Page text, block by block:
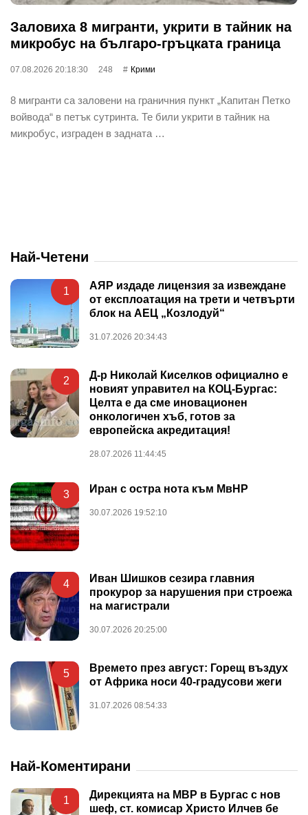
Заловиха 8 мигранти, укрити в тайник на
микробус на българо-гръцката граница
07.08.2026 20:18:30 248 Крими
8 мигранти са заловени на граничния пункт „Капитан Петко
войвода“ в петък сутринта. Те били укрити в тайник на
микробус, изграден в задната …
Най-Четени
1
АЯР издаде лицензия за извеждане
от експлоатация на трети и четвърти
блок на АЕЦ „Козлодуй“
31.07.2026 20:34:43
2
Д-р Николай Киселков официално е
новият управител на КОЦ-Бургас:
Целта е да сме иновационен
онкологичен хъб, готов за
европейска акредитация!
28.07.2026 11:44:45
3 Иран с остра нота към МвНР
30.07.2026 19:52:10
4
Иван Шишков сезира главния
прокурор за нарушения при строежа
на магистрали
30.07.2026 20:25:00
5
Времето през август: Горещ въздух
от Африка носи 40-градусови жеги
31.07.2026 08:54:33
Най-Коментирани
1
Дирекцията на МВР в Бургас с нов
шеф, ст. комисар Христо Илчев бе